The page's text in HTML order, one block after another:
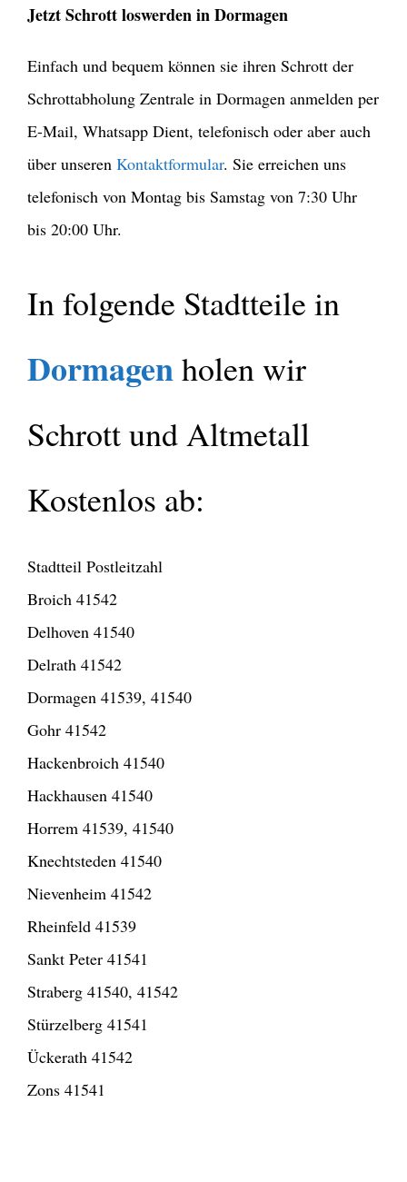
Jetzt Schrott loswerden in Dormagen
Einfach und bequem können sie ihren Schrott der
Schrottabholung Zentrale in Dormagen anmelden per
E-Mail, Whatsapp Dient, telefonisch oder aber auch
über unseren Kontaktformular. Sie erreichen uns
telefonisch von Montag bis Samstag von 7:30 Uhr
bis 20:00 Uhr.
In folgende Stadtteile in
Dormagenholen wir
Schrott und Altmetall
Kostenlos ab:
Stadtteil Postleitzahl
Broich 41542
Delhoven 41540
Delrath 41542
Dormagen 41539, 41540
Gohr 41542
Hackenbroich 41540
Hackhausen 41540
Horrem 41539, 41540
Knechtsteden 41540
Nievenheim 41542
Rheinfeld 41539
Sankt Peter 41541
Straberg 41540, 41542
Stürzelberg 41541
Ückerath 41542
Zons 41541